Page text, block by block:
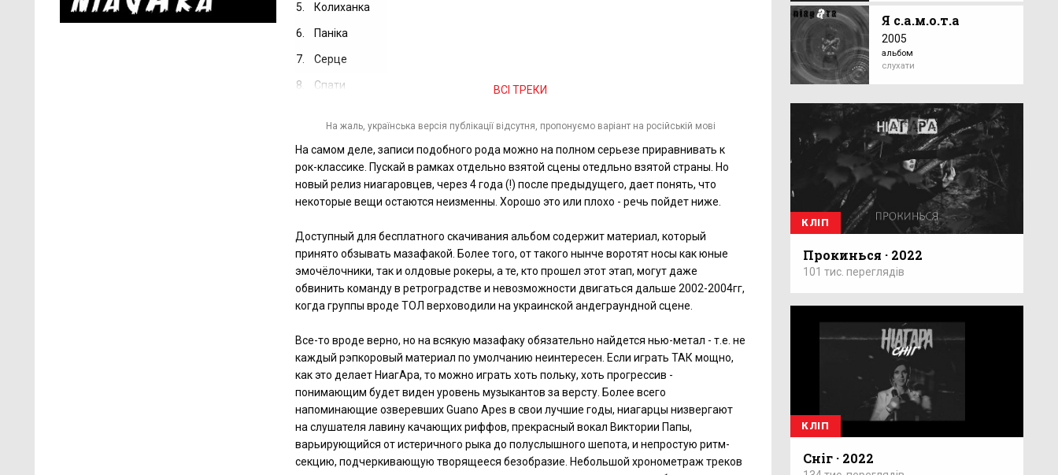
5. Колиханка
6. Паніка
7. Серце
8. Спати ВСІ ТРЕКИ
На жаль, українська версія публікації відсутня, пропонуємо варіант на російській мові
На самом деле, записи подобного рода можно на полном серьезе приравнивать к
рок-классике. Пускай в рамках отдельно взятой сцены отедльно взятой страны. Но
новый релиз ниагаровцев, через 4 года (!) после предыдущего, дает понять, что
некоторые вещи остаются неизменны. Хорошо это или плохо - речь пойдет ниже.
Доступный для бесплатного скачивания альбом содержит материал, который
принято обзывать мазафакой. Более того, от такого нынче воротят носы как юные
эмочёлочники, так и олдовые рокеры, а те, кто прошел этот этап, могут даже
обвинить команду в ретроградстве и невозможности двигаться дальше 2002-2004гг,
когда группы вроде ТОЛ верховодили на украинской андеграундной сцене.
Все-то вроде верно, но на всякую мазафаку обязательно найдется нью-метал - т.е. не
каждый рэпкоровый материал по умолчанию неинтересен. Если играть ТАК мощно,
как это делает НиагАра, то можно играть хоть польку, хоть прогрессив -
понимающим будет виден уровень музыкантов за версту. Более всего
напоминающие озверевших Guano Apes в свои лучшие годы, ниагарцы низвергают
на слушателя лавину качающих риффов, прекрасный вокал Виктории Папы,
варьирующийся от истеричного рыка до полуслышного шепота, и непростую ритм-
секцию, подчеркивающую творящееся безобразие. Небольшой хронометраж треков
Я с.а.м.о.т.а
2005
альбом
слухати
КЛІП
Прокинься · 2022
101 тис. переглядів
КЛІП
Сніг · 2022